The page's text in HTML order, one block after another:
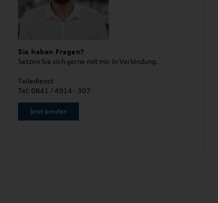
Sie haben Fragen?
Setzen Sie sich gerne mit mir in Verbindung.
Teiledienst
Tel: 0841 / 4914 - 307
Jetzt anrufen